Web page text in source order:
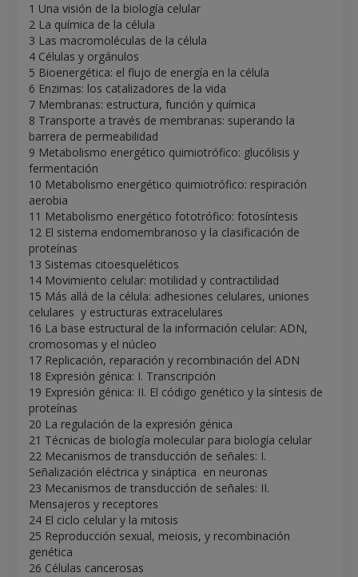
1 Una visión de la biología celular
2 La química de la célula
3 Las macromoléculas de la célula
4 Células y orgánulos
5 Bioenergética: el flujo de energía en la célula
6 Enzimas: los catalizadores de la vida
7 Membranas: estructura, función y química
8 Transporte a través de membranas: superando la
barrera de permeabilidad
9 Metabolismo energético quimiotrófico: glucólisis y
fermentación
10 Metabolismo energético quimiotrófico: respiración
aerobia
11 Metabolismo energético fototrófico: fotosíntesis
12 El sistema endomembranoso y la clasificación de
proteínas
13 Sistemas citoesqueléticos
14 Movimiento celular: motilidad y contractilidad
15 Más allá de la célula: adhesiones celulares, uniones
celulares y estructuras extracelulares
16 La base estructural de la información celular: ADN,
cromosomas y el núcleo
17 Replicación, reparación y recombinación del ADN
18 Expresión génica: I. Transcripción
19 Expresión génica: II. El código genético y la síntesis de
proteínas
20 La regulación de la expresión génica
21 Técnicas de biología molecular para biología celular
22 Mecanismos de transducción de señales: I.
Señalización eléctrica y sináptica en neuronas
23 Mecanismos de transducción de señales: II.
Mensajeros y receptores
24 El ciclo celular y la mitosis
25 Reproducción sexual, meiosis, y recombinación
genética
26 Células cancerosas